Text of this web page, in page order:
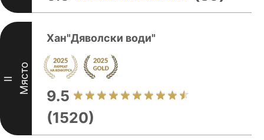
II Място
Хан"Дяволски води"
9.5
(1520)